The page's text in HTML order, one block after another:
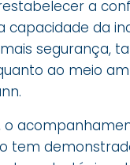
a
capacidade da
segurança,
ao meio
o
tem